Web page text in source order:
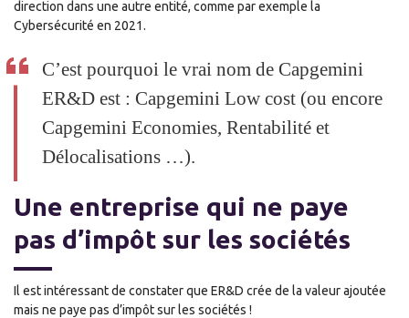
direction dans une autre entité, comme par exemple la
Cybersécurité en 2021.
C’est pourquoi le vrai nom de Capgemini
ER&D est : Capgemini Low cost (ou encore
Capgemini Economies, Rentabilité et
Délocalisations …).
Une entreprise qui ne paye
pas d’impôt sur les sociétés
Il est intéressant de constater que ER&D crée de la valeur ajoutée
mais ne paye pas d’impôt sur les sociétés !